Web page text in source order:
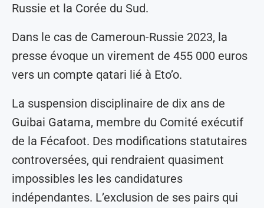
Russie et la Corée du Sud.
Dans le cas de Cameroun-Russie 2023, la
presse évoque un virement de 455 000 euros
vers un compte qatari lié à Eto’o.
La suspension disciplinaire de dix ans de
Guibai Gatama, membre du Comité exécutif
de la Fécafoot. Des modifications statutaires
controversées, qui rendraient quasiment
impossibles les les candidatures
indépendantes. L’exclusion de ses pairs qui